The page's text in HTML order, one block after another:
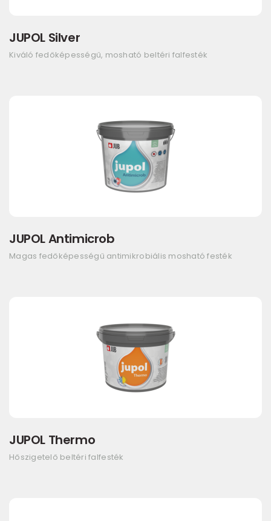
JUPOL Silver
Kiváló fedőképességű, mosható beltéri falfesték
JUPOL Antimicrob
Magas fedőképességű antimikrobiális mosható festék
JUPOL Thermo
Hőszigetelő beltéri falfesték